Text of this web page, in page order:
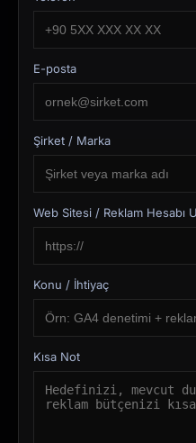
E-posta
Şirket / Marka
Web Sitesi / Reklam Hesabı
Konu / İhtiyaç
Kısa Not